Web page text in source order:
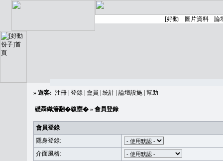
» 遊客: 注冊 登錄 會員 統計 論壇設施 幫助
礎聶織簷翻�䪖壅� » 會員登錄
會員登錄
隱身登錄:
介面風格: